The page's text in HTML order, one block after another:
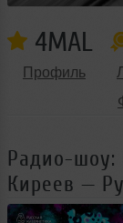
4MAL
Профиль
Радио-шоу:
Киреев —